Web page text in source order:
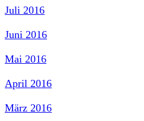
Juli 2016
Juni 2016
Mai 2016
April 2016
März 2016